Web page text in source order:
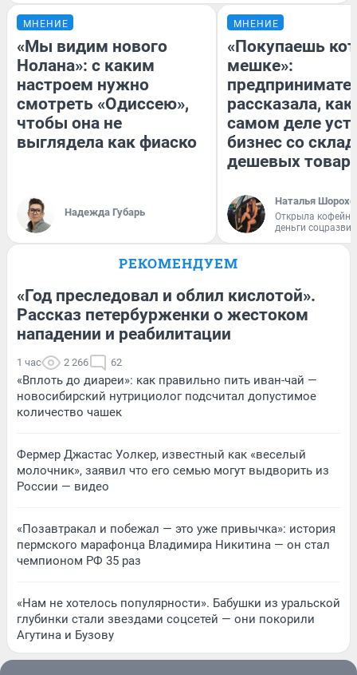
МНЕНИЕ
«Мы видим нового
Нолана»: с каким
настроем нужно
смотреть «Одиссею»,
чтобы она не
выглядела как фиаско
Надежда Губарь
МНЕНИЕ
«Покупаешь
мешке»:
рассказала, как
самом деле
бизнес со
дешевых
Наталья
Открыла
деньги
РЕКОМЕНДУЕМ
«Год преследовал и облил кислотой».
Рассказ петербурженки о жестоком
нападении и реабилитации
1 час 2 266 62
«Вплоть до диареи»: как правильно пить иван-чай —
новосибирский нутрициолог подсчитал допустимое
количество чашек
Фермер Джастас Уолкер, известный как «веселый
молочник», заявил что его семью могут выдворить из
России — видео
«Позавтракал и побежал — это уже привычка»: история
пермского марафонца Владимира Никитина — он стал
чемпионом РФ 35 раз
«Нам не хотелось популярности». Бабушки из уральской
глубинки стали звездами соцсетей — они покорили
Агутина и Бузову